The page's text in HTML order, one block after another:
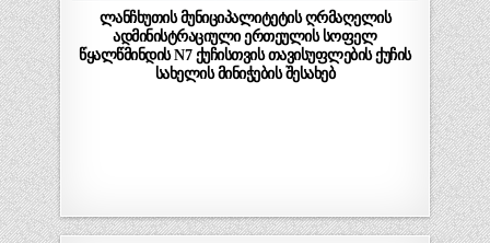
ლანჩხუთის მუნიციპალიტეტის ღრმაღელის
ადმინისტრაციული ერთეულის სოფელ
წყალწმინდის N7 ქუჩისთვის თავისუფლების ქუჩის
სახელის მინიჭების შესახებ